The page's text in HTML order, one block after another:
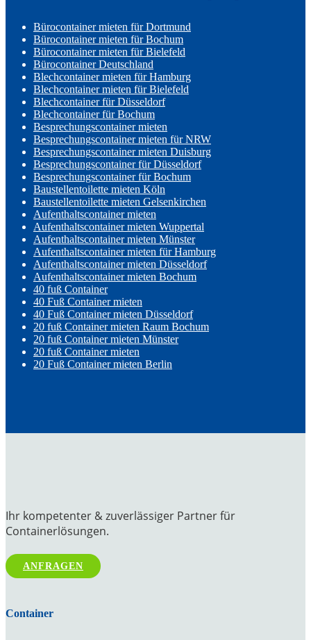
Bürocontainer mieten für Dortmund
Bürocontainer mieten für Bochum
Bürocontainer mieten für Bielefeld
Bürocontainer Deutschland
Blechcontainer mieten für Hamburg
Blechcontainer mieten für Bielefeld
Blechcontainer für Düsseldorf
Blechcontainer für Bochum
Besprechungscontainer mieten
Besprechungscontainer mieten für NRW
Besprechungscontainer mieten Duisburg
Besprechungscontainer für Düsseldorf
Besprechungscontainer für Bochum
Baustellentoilette mieten Köln
Baustellentoilette mieten Gelsenkirchen
Aufenthaltscontainer mieten
Aufenthaltscontainer mieten Wuppertal
Aufenthaltscontainer mieten Münster
Aufenthaltscontainer mieten für Hamburg
Aufenthaltscontainer mieten Düsseldorf
Aufenthaltscontainer mieten Bochum
40 fuß Container
40 Fuß Container mieten
40 Fuß Container mieten Düsseldorf
20 fuß Container mieten Raum Bochum
20 fuß Container mieten Münster
20 fuß Container mieten
20 Fuß Container mieten Berlin
Ihr kompetenter & zuverlässiger Partner für
Containerlösungen.
ANFRAGEN
Container